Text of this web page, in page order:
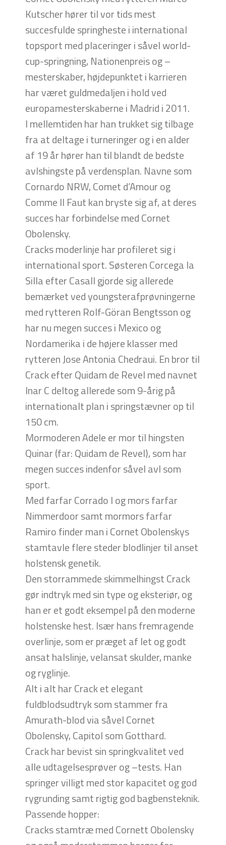
Kutscher hører til vor tids mest
succesfulde springheste i international
topsport med placeringer i såvel world-
cup-springning, Nationenpreis og –
mesterskaber, højdepunktet i karrieren
har været guldmedaljen i hold ved
europamesterskaberne i Madrid i 2011.
I mellemtiden har han trukket sig tilbage
fra at deltage i turneringer og i en alder
af 19 år hører han til blandt de bedste
avlshingste på verdensplan. Navne som
Cornardo NRW, Comet d’Amour og
Comme Il Faut kan bryste sig af, at deres
succes har forbindelse med Cornet
Obolensky.
Cracks moderlinje har profileret sig i
international sport. Søsteren Corcega la
Silla efter Casall gjorde sig allerede
bemærket ved youngsterafprøvningerne
med rytteren Rolf-Göran Bengtsson og
har nu megen succes i Mexico og
Nordamerika i de højere klasser med
rytteren Jose Antonia Chedraui. En bror til
Crack efter Quidam de Revel med navnet
Inar C deltog allerede som 9-årig på
internationalt plan i springstævner op til
150 cm.
Mormoderen Adele er mor til hingsten
Quinar (far: Quidam de Revel), som har
megen succes indenfor såvel avl som
sport.
Med farfar Corrado I og mors farfar
Nimmerdoor samt mormors farfar
Ramiro finder man i Cornet Obolenskys
stamtavle flere steder blodlinjer til anset
holstensk genetik.
Den storrammede skimmelhingst Crack
gør indtryk med sin type og eksteriør, og
han er et godt eksempel på den moderne
holstenske hest. Især hans fremragende
overlinje, som er præget af let og godt
ansat halslinje, velansat skulder, manke
og ryglinje.
Alt i alt har Crack et elegant
fuldblodsudtryk som stammer fra
Amurath-blod via såvel Cornet
Obolensky, Capitol som Gotthard.
Crack har bevist sin springkvalitet ved
alle udtagelsesprøver og –tests. Han
springer villigt med stor kapacitet og god
rygrunding samt rigtig god bagbensteknik.
Passende hopper:
Cracks stamtræ med Cornett Obolensky